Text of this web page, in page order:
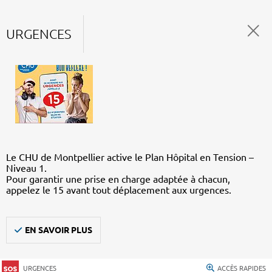
URGENCES
Le CHU de Montpellier active le Plan Hôpital en Tension –
Niveau 1.
Pour garantir une prise en charge adaptée à chacun,
appelez le 15 avant tout déplacement aux urgences.
EN SAVOIR PLUS
URGENCES ACCÈS RAPIDES